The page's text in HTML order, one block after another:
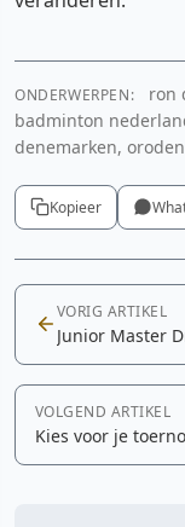
ONDERWERPEN:
ron
badminton
denemarken,
Kopieer
VORIG ARTIKEL
Junior Master
VOLGEND ARTIKEL
Kies voor je